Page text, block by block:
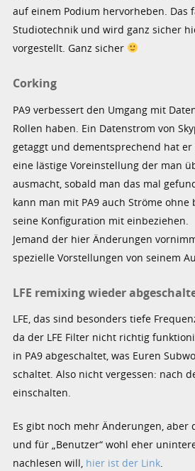
auf einem Podium hervorheben. Das
Studiotechnik und wird ganz sicher
vorgestellt. Ganz sicher
Corking
PA9 verbessert den Umgang mit
Rollen haben. Ein Datenstrom von
getaggt und dementsprechend hat er
eine lästige Voreinstellung der man
ausmacht, sobald man das mal
kann man mit PA9 auch Ströme ohne
seine Konfiguration mit einbeziehen.
Jemand der hier Änderungen
spezielle Vorstellungen von seinem
LFE remixing wieder
LFE, das sind besonders tiefe
da der LFE Filter nicht richtig
in PA9 abgeschaltet, was Euren
schaltet. Also nicht vergessen: nach
einschalten.
Es gibt noch mehr Änderungen, aber
und für „Benutzer“ wohl eher
nachlesen will, hier ist der Link.